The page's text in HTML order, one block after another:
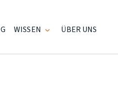
WISSEN ÜBER UNS